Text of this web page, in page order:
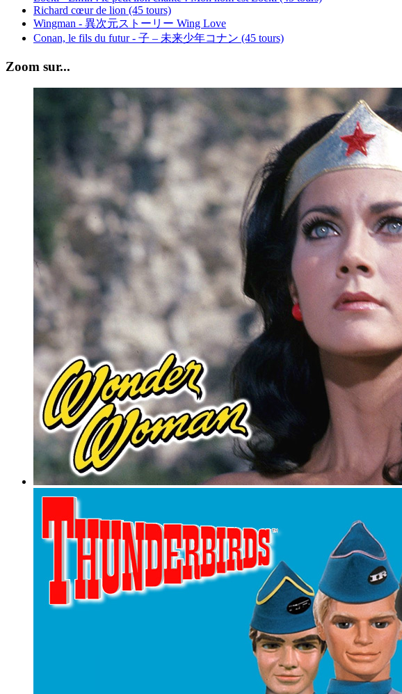
Richard cœur de lion (45 tours)
Wingman - 異次元ストーリー Wing Love
Conan, le fils du futur - 子 – 未来少年コナン (45 tours)
Zoom sur...